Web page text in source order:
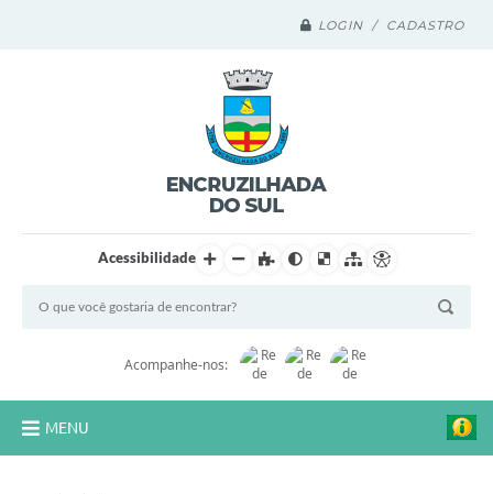
LOGIN / CADASTRO
Acessibilidade
Acompanhe-nos:
MENU